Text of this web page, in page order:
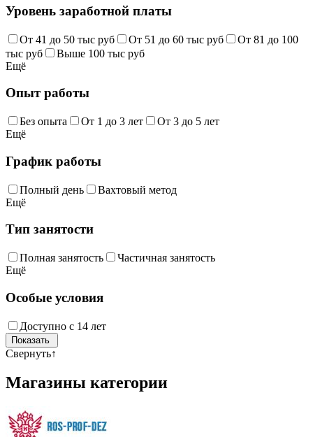
Уровень заработной платы
От 41 до 50 тыс руб От 51 до 60 тыс руб
От 81 до 100
тыс руб
Выше 100 тыс руб
Ещё
Опыт работы
Без опыта От 1 до 3 лет
От 3 до 5 лет
Ещё
График работы
Полный день
Вахтовый метод
Ещё
Тип занятости
Полная занятость
Частичная занятость
Ещё
Особые условия
Доступно с 14 лет
Свернуть↑
Магазины категории